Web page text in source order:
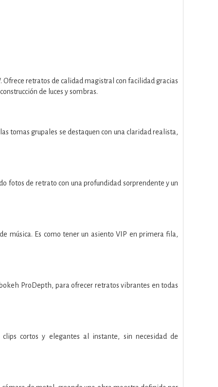
Ofrece retratos de calidad magistral con facilidad gracias
de luces y sombras.
tomas grupales se destaquen con una claridad realista,
fotos de retrato con una profundidad sorprendente y un
música. Es como tener un asiento VIP en primera fila,
ProDepth, para ofrecer retratos vibrantes en todas
cortos y elegantes al instante, sin necesidad de